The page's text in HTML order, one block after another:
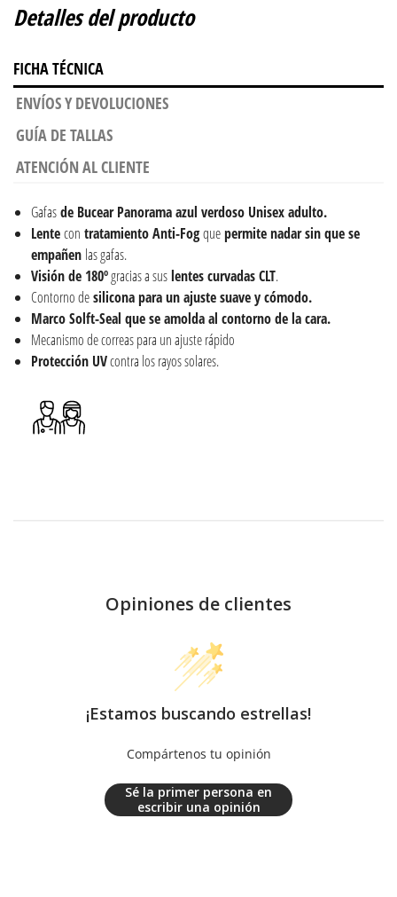
Detalles del producto
FICHA TÉCNICA
ENVÍOS Y DEVOLUCIONES
GUÍA DE TALLAS
ATENCIÓN AL CLIENTE
Gafasde Bucear Panorama azul verdoso Unisex adulto.
Lentecon tratamiento Anti-Fogquepermite nadar sin que se
empañen las gafas.
Visión de 180ºgracias a suslentes curvadas CLT.
Contorno desilicona para un ajuste suave y cómodo.
MarcoSolft-Seal que se amolda al contorno de la cara.
Mecanismo de correas para un ajuste rápido
Protección UVcontra los rayos solares.
Opiniones de clientes
¡Estamos buscando estrellas!
Compártenos tu opinión
Sé la primer persona en
escribir una opinión